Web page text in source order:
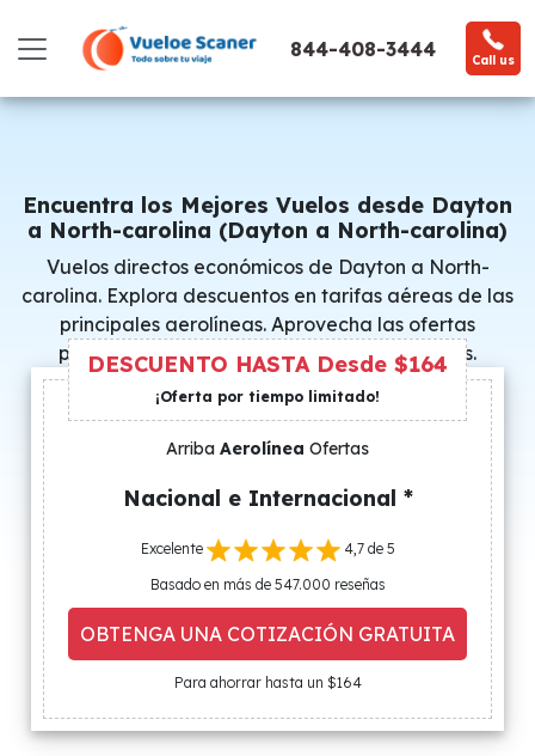
844-408-3444 Call us
Encuentra los Mejores Vuelos desde Dayton
a North-carolina (Dayton a North-carolina)
Vuelos directos económicos de Dayton a North-
carolina. Explora descuentos en tarifas aéreas de las
principales aerolíneas. Aprovecha las ofertas
promocionales y consigue precios especiales.
DESCUENTO HASTA Desde $164
¡Oferta por tiempo limitado!
Arriba Aerolínea Ofertas
Nacional e Internacional *
Excelente
4,7 de 5
Basado en más de 547.000 reseñas
OBTENGA UNA COTIZACIÓN GRATUITA
Para ahorrar hasta un $164